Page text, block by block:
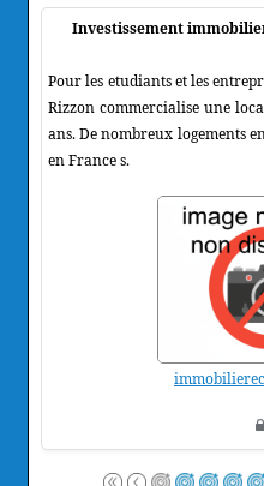
Investissement
Pour les etudiants et les
Rizzon commercialise une
ans. De nombreux logements
en France s.